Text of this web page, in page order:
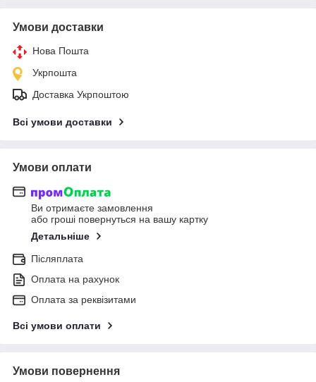
Умови доставки
Нова Пошта
Укрпошта
Доставка Укрпоштою
Всі умови доставки
Умови оплати
Ви отримаєте замовлення
або гроші повернуться на вашу картку
Детальніше
Післяплата
Оплата на рахунок
Оплата за реквізитами
Всі умови оплати
Умови повернення